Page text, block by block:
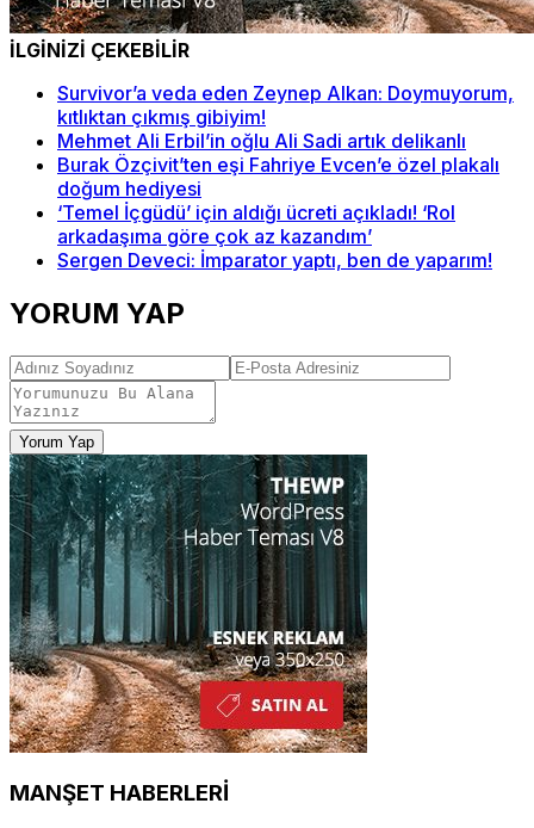
İLGİNİZİ ÇEKEBİLİR
Survivor’a veda eden Zeynep Alkan: Doymuyorum,
kıtlıktan çıkmış gibiyim!
Mehmet Ali Erbil’in oğlu Ali Sadi artık delikanlı
Burak Özçivit’ten eşi Fahriye Evcen’e özel plakalı
doğum hediyesi
‘Temel İçgüdü’ için aldığı ücreti açıkladı! ‘Rol
arkadaşıma göre çok az kazandım’
Sergen Deveci: İmparator yaptı, ben de yaparım!
YORUM YAP
Yorum Yap
MANŞET HABERLERİ